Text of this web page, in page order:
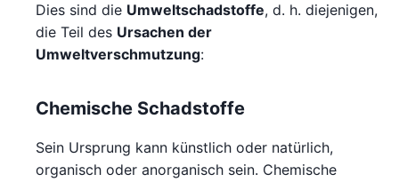
Dies sind die Umweltschadstoffe, d. h. diejenigen,
die Teil des Ursachen der
Umweltverschmutzung:
Chemische Schadstoffe
Sein Ursprung kann künstlich oder natürlich,
organisch oder anorganisch sein. Chemische